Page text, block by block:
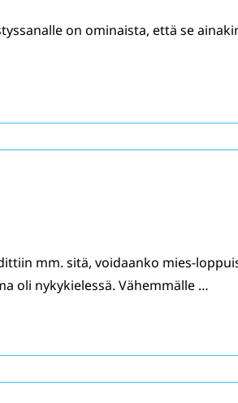
on ominaista, että se
mm. sitä, voidaanko mies-
oli nykykielessä. Vähemmälle …